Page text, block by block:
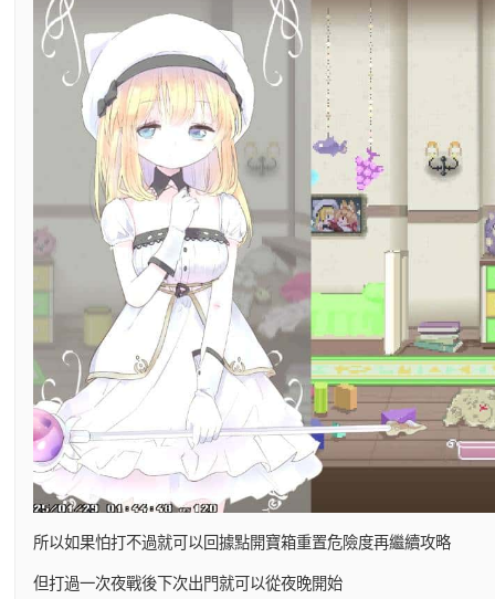
所以如果怕打不過就可以回據點開寶箱重置危險度再繼續攻略
但打過一次夜戰後下次出門就可以從夜晚開始